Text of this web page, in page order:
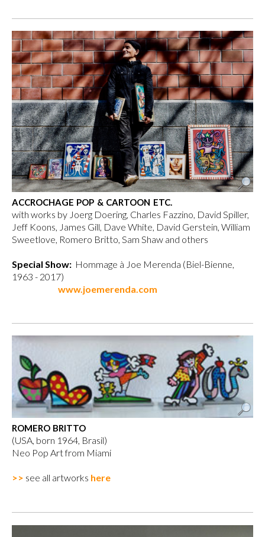
ACCROCHAGE POP & CARTOON ETC.
with works by Joerg Doering, Charles Fazzino, David Spiller,
Jeff Koons, James Gill, Dave White, David Gerstein, William
Sweetlove, Romero Britto, Sam Shaw and others
Special Show: Hommage à Joe Merenda (Biel-Bienne,
1963 - 2017)
www.joemerenda.com
ROMERO BRITTO
(USA, born 1964, Brasil)
Neo Pop Art from Miami
>> see all artworks here